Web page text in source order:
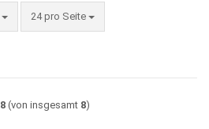
24 pro Seite
pro Seite
8(von insgesamt 8)